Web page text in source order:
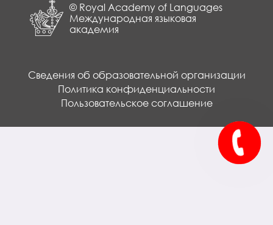
© Royal Academy of Languages
Международная языковая
академия
Сведения об образовательной организации
Политика конфиденциальности
Пользовательское соглашение